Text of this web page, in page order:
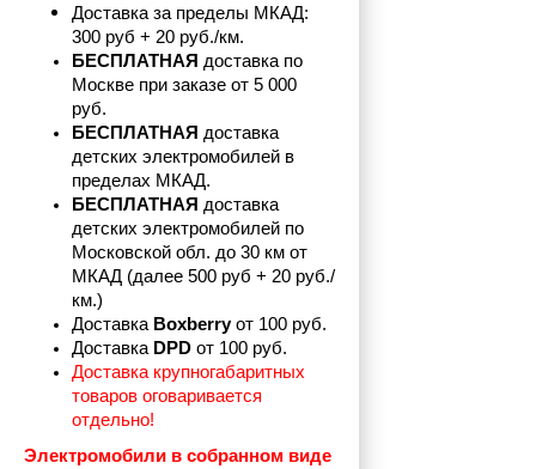
Доставка за пределы МКАД:
300 руб + 20 руб./км.
БЕСПЛАТНАЯ доставка по
Москве при заказе от 5 000
руб.
БЕСПЛАТНАЯ доставка
детских электромобилей в
пределах МКАД.
БЕСПЛАТНАЯ доставка
детских электромобилей по
Московской обл. до 30 км от
МКАД (далее 500 руб + 20 руб./
км.)
Доставка Boxberry от 100 руб.
Доставка DPD от 100 руб.
Доставка крупногабаритных
товаров оговаривается
отдельно!
Электромобили в собранном виде